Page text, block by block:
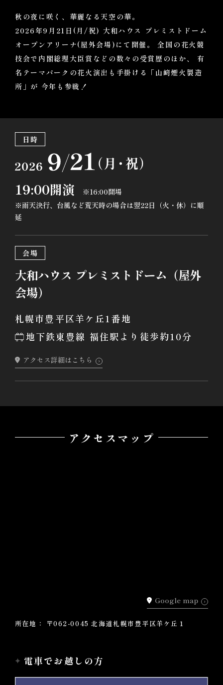
秋の夜に咲く、華麗なる天空の華。
2026年9月21日(月/祝) 大和ハウス プレミストドーム
オープンアリーナ(屋外会場)にて開催。
全国の花火競
技会で内閣総理大臣賞などの数々の受賞歴のほか、
有
名テーマパークの花火演出も手掛ける「山﨑煙火製造
所」が 今年も参戦！
日時
19:00開演
※16:00開場
※雨天決行、台風など荒天時の場合は翌22日（火・休）に順
延
会場
大和ハウス プレミストドーム（屋外
会場）
札幌市豊平区羊ケ丘1番地
地下鉄東豊線 福住駅より徒歩約10分
アクセス詳細はこちら
アクセスマップ
所在地： 〒062-0045 北海道札幌市豊平区羊ケ丘１
Google map
電車でお越しの方